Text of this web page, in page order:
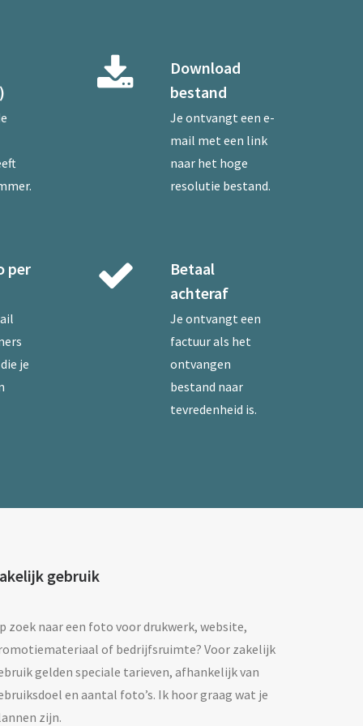
per
je
Download
bestand
Je ontvangt een e-
mail met een link
naar het hoge
resolutie bestand.
Betaal
achteraf
Je ontvangt een
factuur als het
ontvangen
bestand naar
tevredenheid is.
gebruik
zoek naar een foto voor drukwerk, website,
of bedrijfsruimte? Voor zakelijk
gelden speciale tarieven, afhankelijk van
en aantal foto’s. Ik hoor graag wat je
zijn.